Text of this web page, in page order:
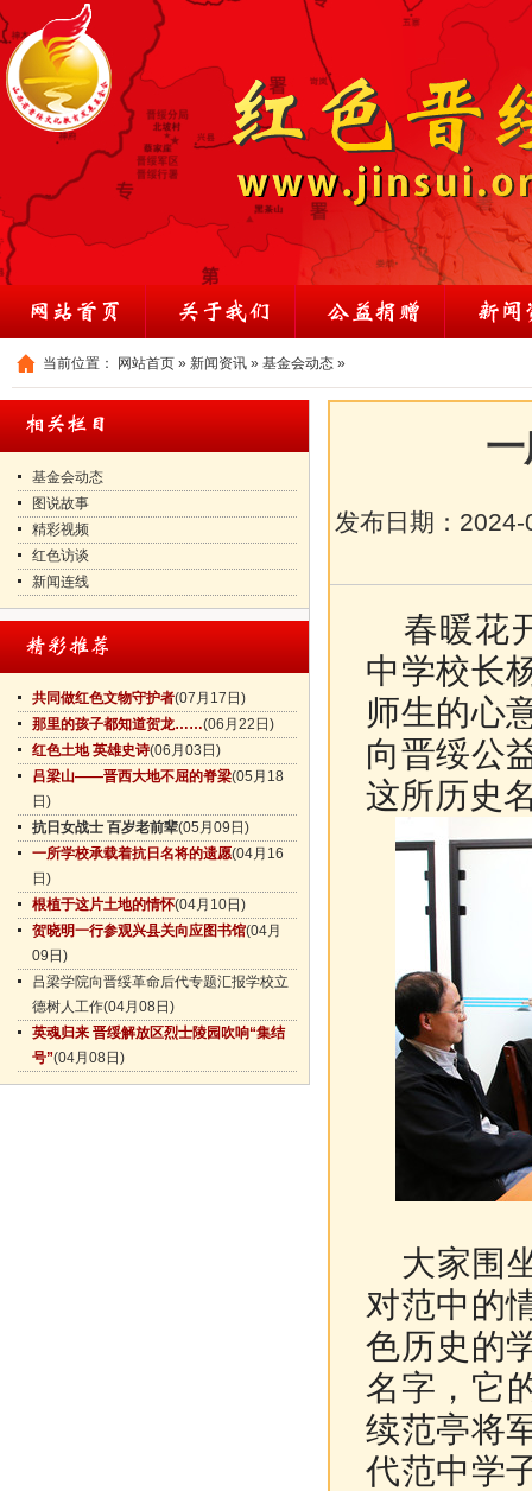
当前位置： 网站首页 » 新闻资讯 » 基金会动态 »
基金会动态
图说故事
精彩视频
红色访谈
新闻连线
共同做红色文物守护者(07月17日)
那里的孩子都知道贺龙……(06月22日)
红色土地 英雄史诗(06月03日)
吕梁山——晋西大地不屈的脊梁(05月18
日)
抗日女战士 百岁老前辈(05月09日)
一所学校承载着抗日名将的遗愿(04月16
日)
根植于这片土地的情怀(04月10日)
贺晓明一行参观兴县关向应图书馆(04月
09日)
吕梁学院向晋绥革命后代专题汇报学校立
德树人工作(04月08日)
英魂归来 晋绥解放区烈士陵园吹响“集结
号”(04月08日)
发布日期： 2024-
春暖花
中学校长
师生的心
向晋绥公
这所历史
大家围
对范中的
色历史的
名字，它
续范亭将
代范中学